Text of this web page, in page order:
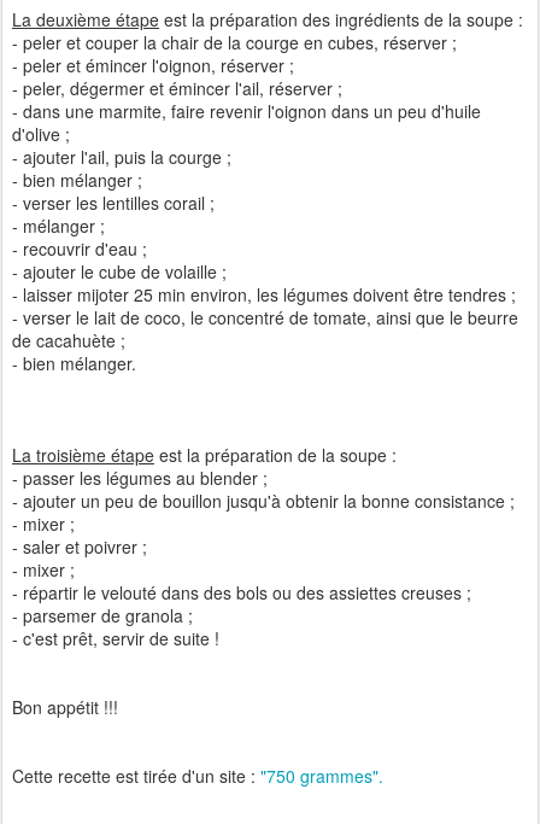
La deuxième étape est la préparation des ingrédients de la soupe :
- peler et couper la chair de la courge en cubes, réserver ;
- peler et émincer l'oignon, réserver ;
- peler, dégermer et émincer l'ail, réserver ;
- dans une marmite, faire revenir l'oignon dans un peu d'huile
d'olive ;
- ajouter l'ail, puis la courge ;
- bien mélanger ;
- verser les lentilles corail ;
- mélanger ;
- recouvrir d'eau ;
- ajouter le cube de volaille ;
- laisser mijoter 25 min environ, les légumes doivent être tendres ;
- verser le lait de coco, le concentré de tomate, ainsi que le beurre
de cacahuète ;
- bien mélanger.
La troisième étape est la préparation de la soupe :
- passer les légumes au blender ;
- ajouter un peu de bouillon jusqu'à obtenir la bonne consistance ;
- mixer ;
- saler et poivrer ;
- mixer ;
- répartir le velouté dans des bols ou des assiettes creuses ;
- parsemer de granola ;
- c'est prêt, servir de suite !
Bon appétit !!!
Cette recette est tirée d'un site : "750 grammes".